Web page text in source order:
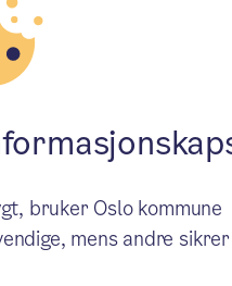
av
bruker Oslo kommune
mens andre